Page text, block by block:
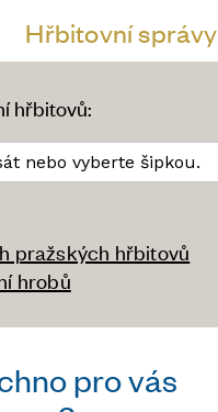
Hřbitovní správy
hřbitovů:
pražských hřbitovů
hrobů
pro vás